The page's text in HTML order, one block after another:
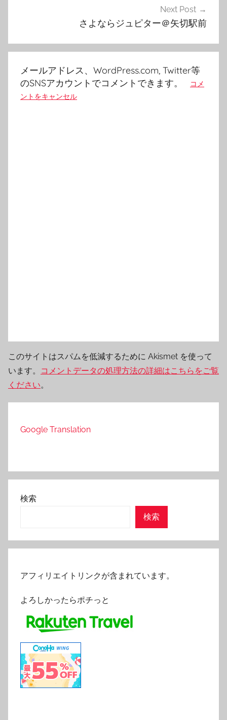
シ
ン
Next Post
さよならジュピター＠矢切駅前
メールアドレス、WordPress.com, Twitter等
のSNSアカウントでコメントできます。
コメ
ントをキャンセル
このサイトはスパムを低減するために Akismet を使って
います。
コメントデータの処理方法の詳細はこちらをご覧
ください。
Google Translation
検索
検索
アフィリエイトリンクが含まれています。
よろしかったらポチっと